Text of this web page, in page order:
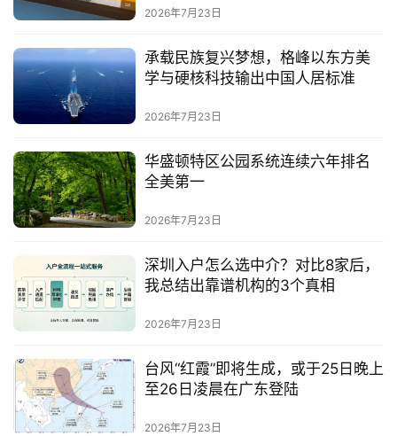
教
专
题
汽
车
·
新
能
源
2026年7月23日
承载民族复兴梦想，格峰以东方美
学与硬核科技输出中国人居标准
2026年7月23日
华盛顿特区公园系统连续六年排名
全美第一
2026年7月23日
深圳入户怎么选中介？对比8家后，
我总结出靠谱机构的3个真相
2026年7月23日
台风“红霞”即将生成，或于25日晚上
至26日凌晨在广东登陆
2026年7月23日